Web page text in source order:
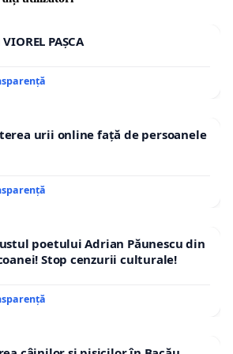
Să spunem stop influncerelii
promovate în mod agresiv în
PAȘCA
urii online față de persoanele
poetului Adrian Păunescu din
Stop cenzurii culturale!